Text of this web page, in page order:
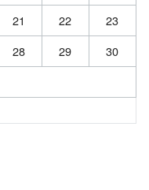
21 22
23
28 29
30